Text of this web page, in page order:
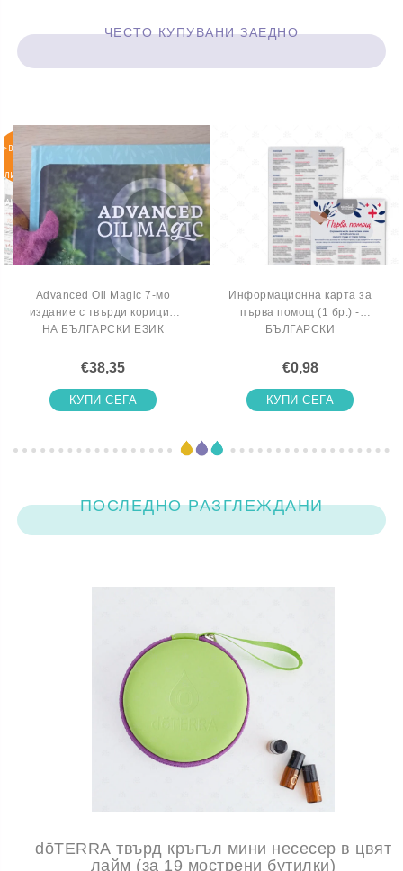
ЧЕСТО КУПУВАНИ ЗАЕДНО
>ВКЛЮЧИ
ЛИСТАТА
ЧАКАЩИТЕ
Advanced Oil Magic 7-мо
издание с твърди корици -
НА БЪЛГАРСКИ ЕЗИК
€38,35
КУПИ СЕГА
Информационна карта за
първа помощ (1 бр.) -
БЪЛГАРСКИ
€0,98
КУПИ СЕГА
ПОСЛЕДНО РАЗГЛЕЖДАНИ
dōTERRA твърд кръгъл мини несесер в цвят
лайм (за 19 мострени бутилки)